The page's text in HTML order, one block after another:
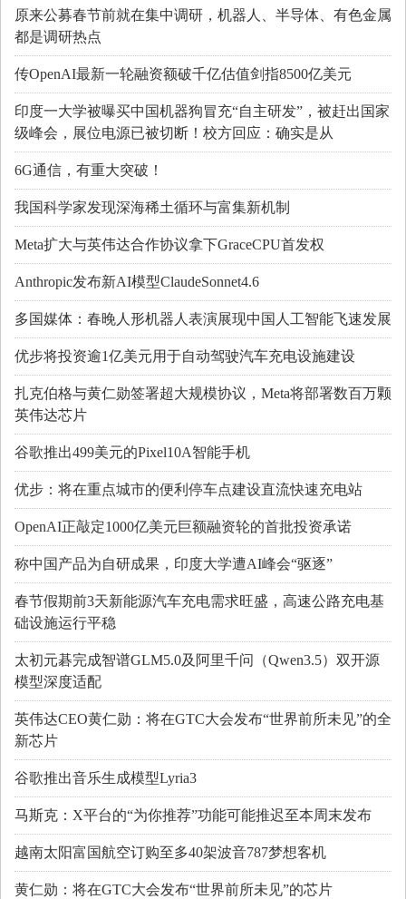
原来公募春节前就在集中调研，机器人、半导体、有色金属
都是调研热点
传OpenAI最新一轮融资额破千亿估值剑指8500亿美元
印度一大学被曝买中国机器狗冒充“自主研发”，被赶出国家
级峰会，展位电源已被切断！校方回应：确实是从
6G通信，有重大突破！
我国科学家发现深海稀土循环与富集新机制
Meta扩大与英伟达合作协议拿下GraceCPU首发权
Anthropic发布新AI模型ClaudeSonnet4.6
多国媒体：春晚人形机器人表演展现中国人工智能飞速发展
优步将投资逾1亿美元用于自动驾驶汽车充电设施建设
扎克伯格与黄仁勋签署超大规模协议，Meta将部署数百万颗
英伟达芯片
谷歌推出499美元的Pixel10A智能手机
优步：将在重点城市的便利停车点建设直流快速充电站
OpenAI正敲定1000亿美元巨额融资轮的首批投资承诺
称中国产品为自研成果，印度大学遭AI峰会“驱逐”
春节假期前3天新能源汽车充电需求旺盛，高速公路充电基
础设施运行平稳
太初元碁完成智谱GLM5.0及阿里千问（Qwen3.5）双开源
模型深度适配
英伟达CEO黄仁勋：将在GTC大会发布“世界前所未见”的全
新芯片
谷歌推出音乐生成模型Lyria3
马斯克：X平台的“为你推荐”功能可能推迟至本周末发布
越南太阳富国航空订购至多40架波音787梦想客机
黄仁勋：将在GTC大会发布“世界前所未见”的芯片